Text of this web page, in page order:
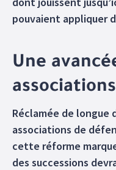
pouvaient appliquer
Une
associations
Réclamée de longue
associations de
cette réforme
des successions